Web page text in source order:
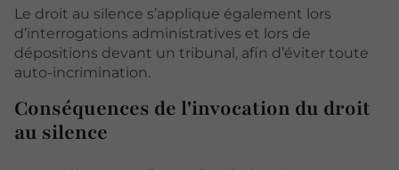
Le droit au silence s’applique également lors
d’interrogations administratives et lors de
dépositions devant un tribunal, afin d’éviter toute
auto-incrimination.
Conséquences de l'invocation du droit
au silence